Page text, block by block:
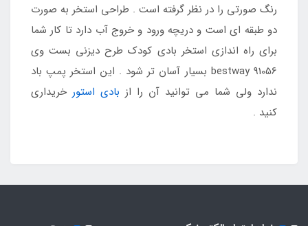
رنگ صورتی را در نظر گرفته است . طراحی استخر به صورت
دو طبقه ای است و دریچه ورود و خروج آب دارد تا کار شما
برای راه اندازی استخر بادی کودک طرح دیزنی بست وی
bestway 91056 بسیار آسان تر شود . این استخر پمپ باد
ندارد ولی شما می توانید آن را از بادی استور خریداری
کنید .